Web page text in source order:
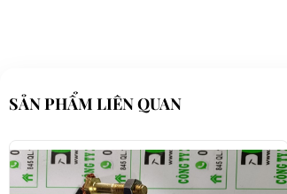
SẢN PHẨM LIÊN QUAN